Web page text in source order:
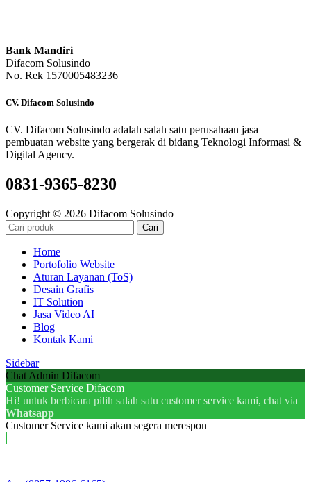
Bank Mandiri
Difacom Solusindo
No. Rek 1570005483236
CV. Difacom Solusindo
CV. Difacom Solusindo adalah salah satu perusahaan jasa
pembuatan website yang bergerak di bidang Teknologi Informasi &
Digital Agency.
0831-9365-8230
Copyright © 2026 Difacom Solusindo
Cari
Home
Portofolio Website
Aturan Layanan (ToS)
Desain Grafis
IT Solution
Jasa Video AI
Blog
Kontak Kami
Sidebar
Chat Admin Difacom
Customer Service Difacom
Hi! untuk berbicara pilih salah satu customer service kami, chat via
Whatsapp
Customer Service kami akan segera merespon